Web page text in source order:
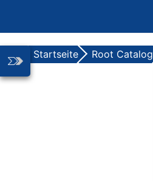
Startseite Root Catalog